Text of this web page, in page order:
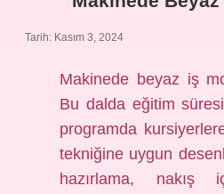
Tarih: Kasım 3, 2024
Makinede beyaz iş
Bu dalda eğitim
programda
tekniğine uygun
hazırlama, nakış